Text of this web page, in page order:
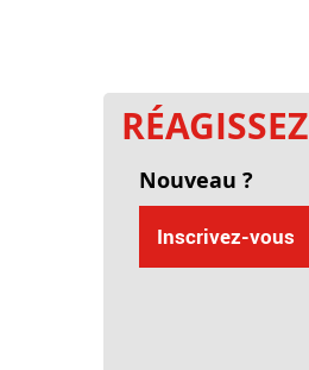
RÉAGISSEZ
Nouveau ?
Inscrivez-vous